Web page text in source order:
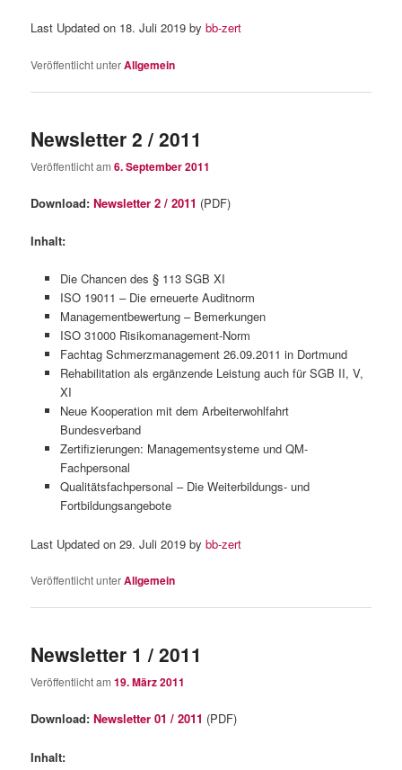
Last Updated on 18. Juli 2019 bybb-zert
Veröffentlicht unterAllgemein
Newsletter 2 / 2011
Veröffentlicht am6. September 2011
Download:Newsletter 2 / 2011 (PDF)
Inhalt:
Die Chancen des § 113 SGB XI
ISO 19011 – Die erneuerte Auditnorm
Managementbewertung – Bemerkungen
ISO 31000 Risikomanagement-Norm
Fachtag Schmerzmanagement 26.09.2011 in Dortmund
Rehabilitation als ergänzende Leistung auch für SGB II, V,
XI
Neue Kooperation mit dem Arbeiterwohlfahrt
Bundesverband
Zertifizierungen: Managementsysteme und QM-
Fachpersonal
Qualitätsfachpersonal – Die Weiterbildungs- und
Fortbildungsangebote
Last Updated on 29. Juli 2019 bybb-zert
Veröffentlicht unterAllgemein
Newsletter 1 / 2011
Veröffentlicht am19. März 2011
Download:Newsletter 01 / 2011 (PDF)
Inhalt: